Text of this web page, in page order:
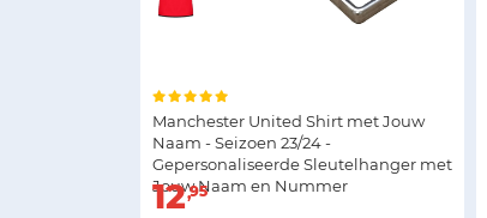
Manchester United Shirt met Jouw
Naam - Seizoen 23/24 -
Gepersonaliseerde Sleutelhanger met
Jouw Naam en Nummer
12 95